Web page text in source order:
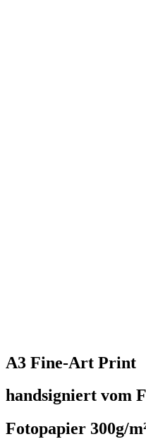
A3 Fine-Art Print
handsigniert vom
Fotopapier 300g/